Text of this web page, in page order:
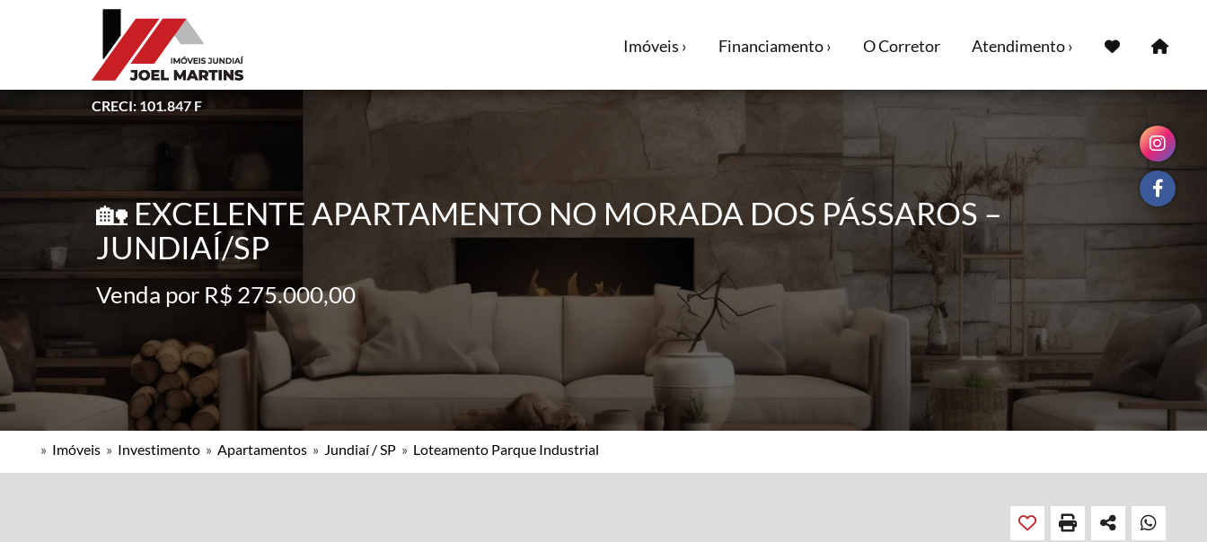
CRECI: 101.847 F
Imóveis › Financiamento › O Corretor Atendimento ›
🏡 EXCELENTE APARTAMENTO NO MORADA DOS PÁSSAROS –
JUNDIAÍ/SP
Venda por R$ 275.000,00
» Imóveis » Investimento » Apartamentos » Jundiaí / SP » Loteamento Parque Industrial